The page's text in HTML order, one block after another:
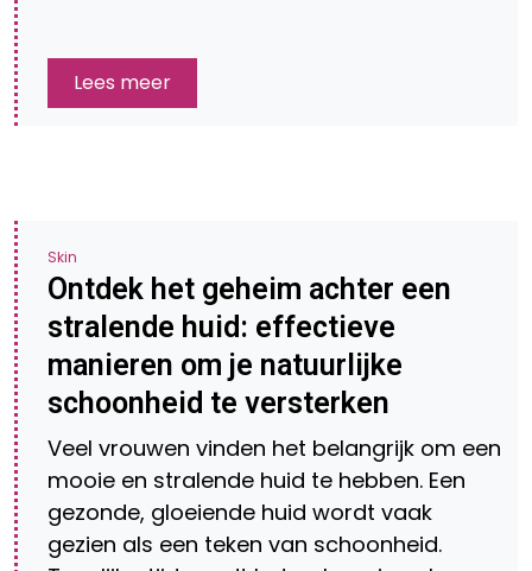
Lees meer
Skin
Ontdek het geheim achter een
stralende huid: effectieve
manieren om je natuurlijke
schoonheid te versterken
Veel vrouwen vinden het belangrijk om een
mooie en stralende huid te hebben. Een
gezonde, gloeiende huid wordt vaak
gezien als een teken van schoonheid.